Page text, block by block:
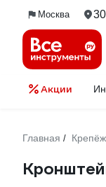
Москва
Акции
Главная / Крепёж